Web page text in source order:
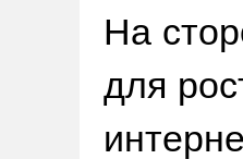
На
для